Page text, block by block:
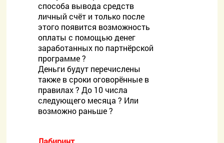
способа вывода средств
личный счёт и только после
этого появится возможность
оплаты с помощью денег
заработанных по партнёрской
программе ?
Деньги будут перечислены
также в сроки оговорённые в
правилах ? До 10 числа
следующего месяца ? Или
возможно раньше ?